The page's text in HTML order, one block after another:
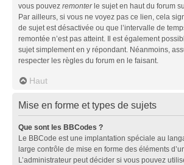
vous pouvez remonterle sujet en haut du forum
Par ailleurs, si vous ne voyez pas ce lien, cela
de sujet est désactivée ou que l’intervalle de
remontée n’est pas atteint. Il est également
sujet simplement en y répondant. Néanmoins,
respecter les règles du forum en le faisant.
Haut
Mise en forme et types de sujets
Que sont les BBCodes ?
Le BBCode est une implantation spéciale au
large contrôle de mise en forme des éléments
L’administrateur peut décider si vous pouvez